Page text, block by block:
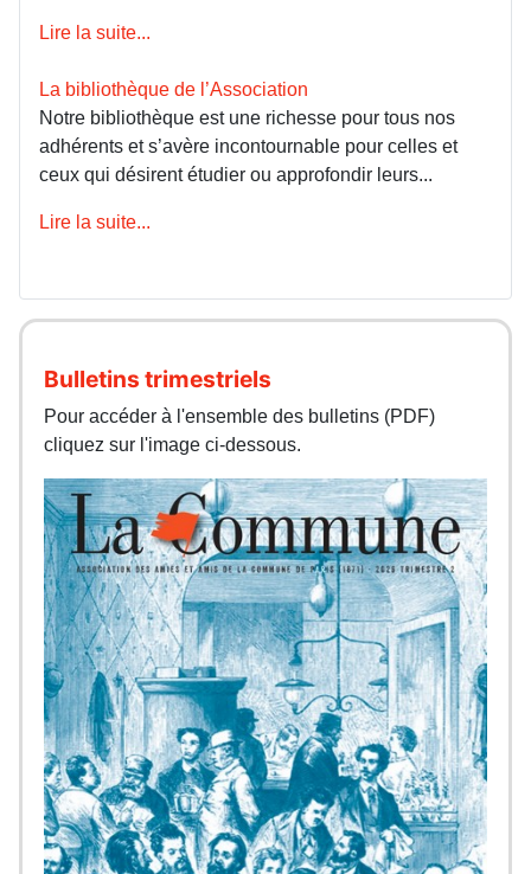
Lire la suite...
La bibliothèque de l’Association
Notre bibliothèque est une richesse pour tous nos
adhérents et s’avère incontournable pour celles et
ceux qui désirent étudier ou approfondir leurs...
Lire la suite...
Bulletins trimestriels
Pour accéder à l'ensemble des bulletins (PDF)
cliquez sur l'image ci-dessous.